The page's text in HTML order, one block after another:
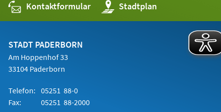
Kontaktformular Stadtplan
(Öffnet
in
einem
STADT PADERBORN
Am Hoppenhof 33
33104 Paderborn
Telefon: 05251 88-0
Fax:
05251 88-2000